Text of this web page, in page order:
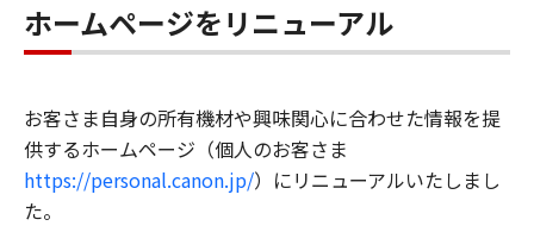
ホームページをリニューアル
お客さま自身の所有機材や興味関心に合わせた情報を提
供するホームページ（個人のお客さま
https://personal.canon.jp/）にリニューアルいたしまし
た。